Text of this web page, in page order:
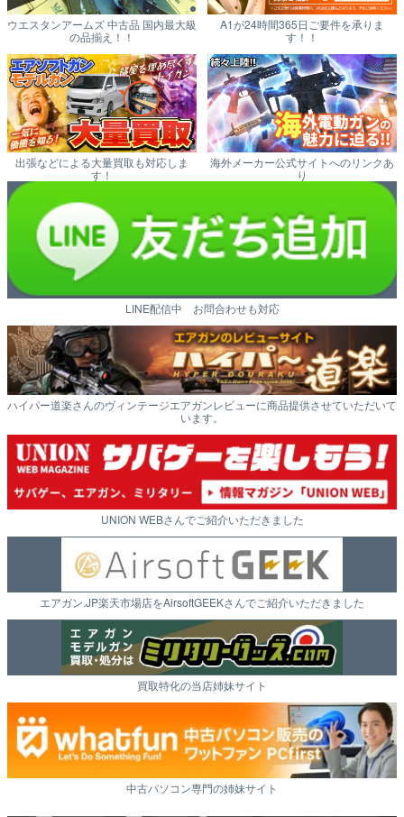
ウエスタンアームズ 中古品 国内最大級
の品揃え！！
A1が24時間365日ご要件を承りま
す！！
出張などによる大量買取も対応しま
す！
海外メーカー公式サイトへのリンクあ
り
LINE配信中 お問合わせも対応
ハイパー道楽さんのヴィンテージエアガンレビューに商品提供させていただいて
います。
UNION WEBさんでご紹介いただきました
エアガン.JP楽天市場店をAirsoftGEEKさんでご紹介いただきました
買取特化の当店姉妹サイト
中古パソコン専門の姉妹サイト